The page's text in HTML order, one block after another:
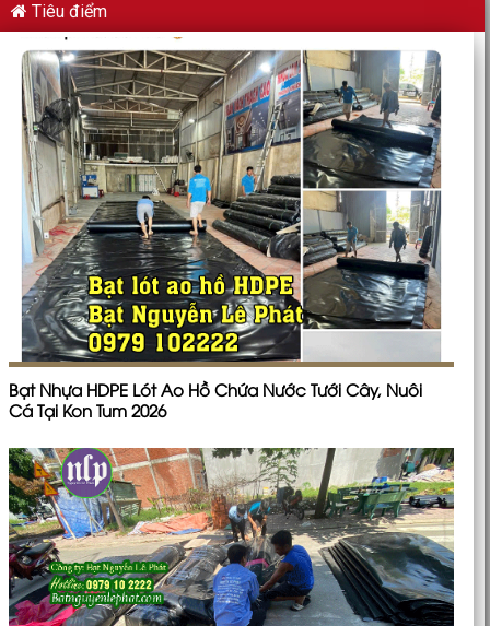
Tiêu điểm
Bạt Nhựa HDPE Lót Ao Hồ Chứa Nước Tưới Cây, Nuôi
Cá Tại Kon Tum 2026